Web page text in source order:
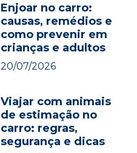
Enjoar no carro:
causas, remédios e
como prevenir em
crianças e adultos
20/07/2026
Viajar com animais
de estimação no
carro: regras,
segurança e dicas